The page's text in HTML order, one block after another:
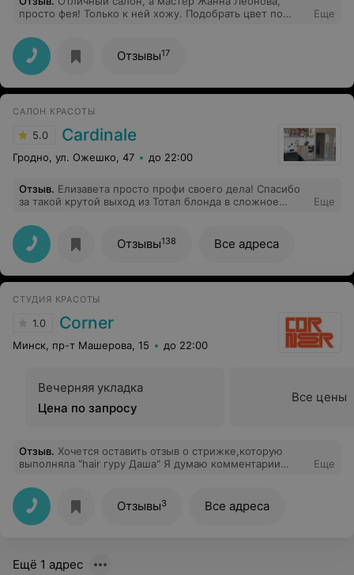
просто фея! Только к ней хожу. Подобрать цвет по
Еще
Отзывы17
САЛОН КРАСОТЫ
5.0 Cardinale
Гродно, ул. Ожешко, 47 до 22:00
Отзыв. Елизавета просто профи своего дела! Спасибо
за такой крутой выход из Тотал блонда в сложное
Еще
Отзывы138 Все адреса
СТУДИЯ КРАСОТЫ
1.0 Corner
Минск, пр-т Машерова, 15 до 22:00
Вечерняя укладка
Цена по запросу
Все цены
Отзыв. Хочется оставить отзыв о стрижке,которую
выполняла “hair гуру Даша" Я думаю комментарии
много слез,ситуацию приняла ,все равно никак не
изменить. Просто не заблуждайтесь людей,что это
«hair гуру » Лет 10 назад в самой дешевой
парикмахерской стригли лучше.
Еще
Отзывы3 Все адреса
Ещё 1 адрес